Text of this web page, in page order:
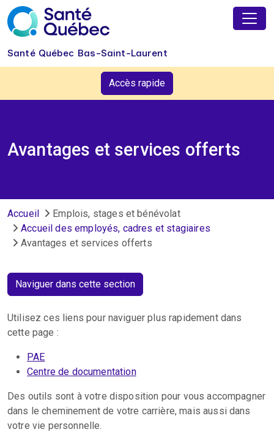
Aller au contenu principal
Santé Québec Bas-Saint-Laurent
Accès rapide
Avantages et services offerts
Fil d'Ariane
Accueil
Emplois, stages et bénévolat
Accueil des employés, cadres et stagiaires
Avantages et services offerts
Naviguer dans cette section
Utilisez ces liens pour naviguer plus rapidement dans
cette page :
PAE
Centre de documentation
Des outils sont à votre disposition pour vous accompagner
dans le cheminement de votre carrière, mais aussi dans
votre vie personnelle.